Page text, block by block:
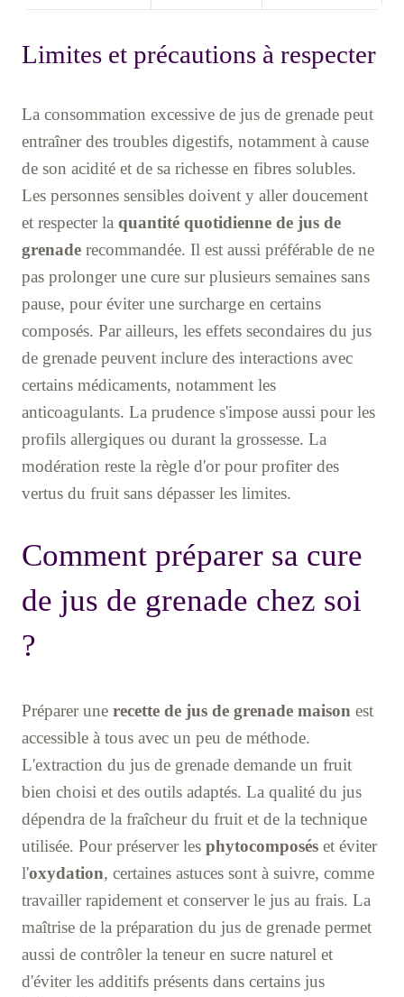
Limites et précautions à respecter
La consommation excessive de jus de grenade peut
entraîner des troubles digestifs, notamment à cause
de son acidité et de sa richesse en fibres solubles.
Les personnes sensibles doivent y aller doucement
et respecter la quantité quotidienne de jus de
grenade recommandée. Il est aussi préférable de ne
pas prolonger une cure sur plusieurs semaines sans
pause, pour éviter une surcharge en certains
composés. Par ailleurs, les effets secondaires du jus
de grenade peuvent inclure des interactions avec
certains médicaments, notamment les
anticoagulants. La prudence s'impose aussi pour les
profils allergiques ou durant la grossesse. La
modération reste la règle d'or pour profiter des
vertus du fruit sans dépasser les limites.
Comment préparer sa cure
de jus de grenade chez soi
?
Préparer une recette de jus de grenade maison est
accessible à tous avec un peu de méthode.
L'extraction du jus de grenade demande un fruit
bien choisi et des outils adaptés. La qualité du jus
dépendra de la fraîcheur du fruit et de la technique
utilisée. Pour préserver les phytocomposés et éviter
l'oxydation, certaines astuces sont à suivre, comme
travailler rapidement et conserver le jus au frais. La
maîtrise de la préparation du jus de grenade permet
aussi de contrôler la teneur en sucre naturel et
d'éviter les additifs présents dans certains jus